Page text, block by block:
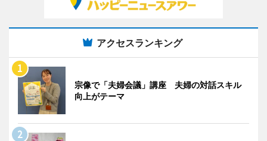
アクセスランキング
宗像で「夫婦会議」講座 夫婦の対話スキル
向上がテーマ